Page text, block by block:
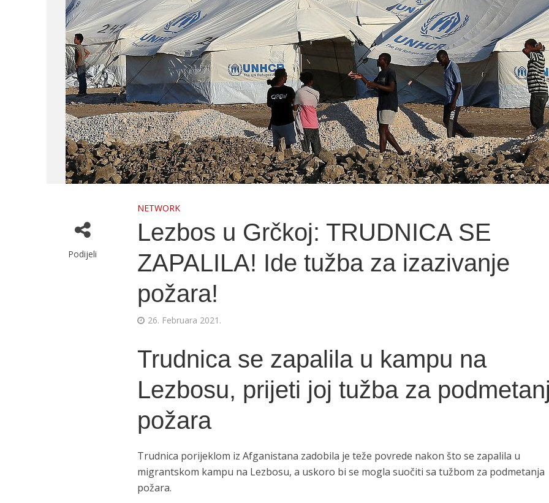
Podijeli
NETWORK
Lezbos u Grčkoj: TRUDNICA SE
ZAPALILA! Ide tužba za izazivanje
požara!
26. Februara 2021.
Trudnica se zapalila u kampu na
Lezbosu, prijeti joj tužba za
požara
Trudnica porijeklom iz Afganistana zadobila je teže povrede nakon što se zapalila u
migrantskom kampu na Lezbosu, a uskoro bi se mogla suočiti sa tužbom za podmetanja
požara.